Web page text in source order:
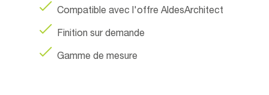
Compatible avec l'offre AldesArchitect
Finition sur demande
Gamme de mesure